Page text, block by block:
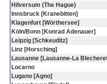
Hilversum (The Hague)
Innsbruck [Kranebitten]
Klagenfurt [Wörthersee]
Köln/Bonn [Konrad Adenauer]
Leipzig [Schkeuditz]
Linz [Horsching]
Lausanne [Lausanne-La
Locarno
Lugano [Agno]